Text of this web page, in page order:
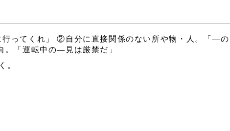
ってくれ」 ②自分に直接関係のない所や物・人。「―の
「運転中の―見は厳禁だ」
。